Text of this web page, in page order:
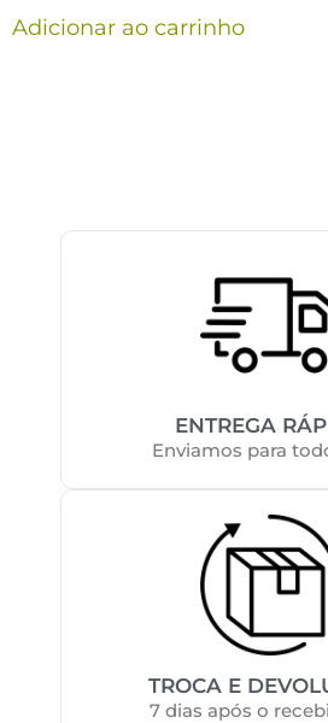
Adicionar ao carrinho
ENTREGA
Enviamos para
TROCA E
7 dias após o